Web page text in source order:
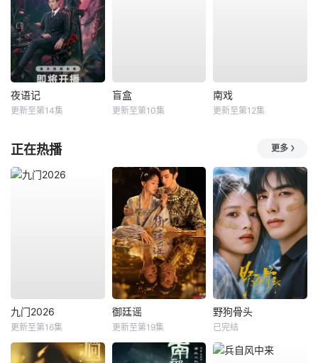
夜语记
更新至第14集
盲盒
更新至第10集
南戏
更新至第12集
正在热播 更多
九门2026
更新至第16集
御廷谣
更新至第19集
野狗骨头
已完结